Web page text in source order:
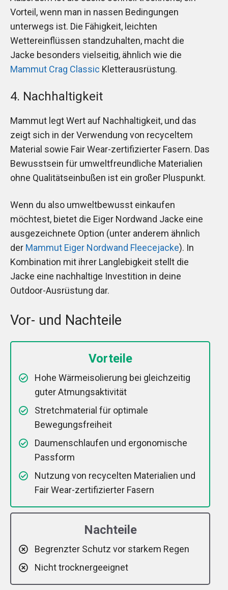
Vorteil, wenn man in nassen Bedingungen
unterwegs ist. Die Fähigkeit, leichten
Wettereinflüssen standzuhalten, macht die
Jacke besonders vielseitig, ähnlich wie die
Mammut Crag Classic Kletterausrüstung.
4. Nachhaltigkeit
Mammut legt Wert auf Nachhaltigkeit, und das
zeigt sich in der Verwendung von recyceltem
Material sowie Fair Wear-zertifizierter Fasern. Das
Bewusstsein für umweltfreundliche Materialien
ohne Qualitätseinbußen ist ein großer Pluspunkt.
Wenn du also umweltbewusst einkaufen
möchtest, bietet die Eiger Nordwand Jacke eine
ausgezeichnete Option (unter anderem ähnlich
der Mammut Eiger Nordwand Fleecejacke). In
Kombination mit ihrer Langlebigkeit stellt die
Jacke eine nachhaltige Investition in deine
Outdoor-Ausrüstung dar.
Vor- und Nachteile
Vorteile
Hohe Wärmeisolierung bei gleichzeitig
guter Atmungsaktivität
Stretchmaterial für optimale
Bewegungsfreiheit
Daumenschlaufen und ergonomische
Passform
Nutzung von recycelten Materialien und
Fair Wear-zertifizierter Fasern
Nachteile
Begrenzter Schutz vor starkem Regen
Nicht trocknergeeignet